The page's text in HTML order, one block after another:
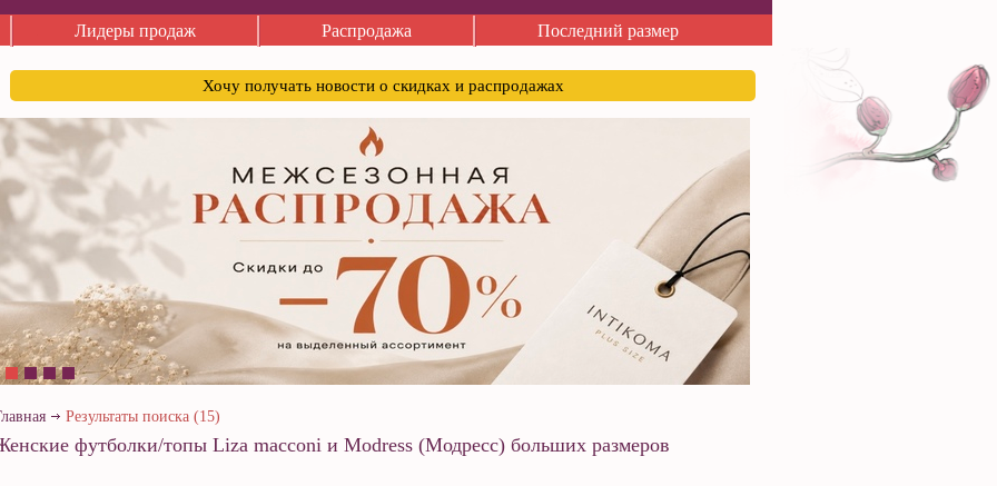
Лидеры продаж Распродажа Последний размер
Хочу получать новости о скидках и распродажах
Результаты поиска (15)
футболки/топы Liza macconi и Modress (Модресс) больших размеров